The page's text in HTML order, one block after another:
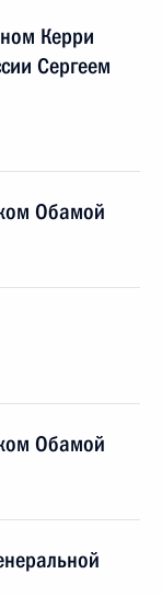
Керри
Сергеем
Обамой
Обамой